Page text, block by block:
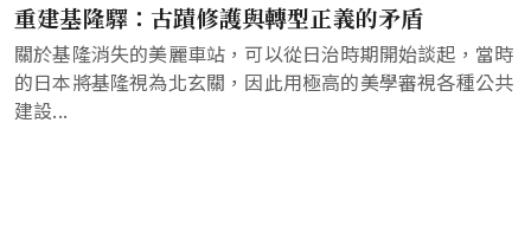
重建基隆驛：古蹟修護與轉型正義的矛盾
關於基隆消失的美麗車站，可以從日治時期開始談起，當時
的日本將基隆視為北玄關，因此用極高的美學審視各種公共
建設...